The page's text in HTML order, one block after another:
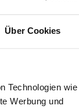
Über Cookies
Technologien wie
Werbung und